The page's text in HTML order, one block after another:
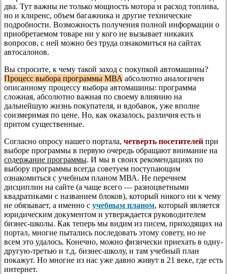
два. Тут важны не только мощность мотора и расход топлива,
но и клиренс, объем багажника и другие технические
подробности. Возможность получения полной информации о
приобретаемом товаре ни у кого не вызывает никаких
вопросов, с ней можно без труда ознакомиться на сайтах
автосалонов.
Вы спросите, к чему такой заход с покупкой автомашины?
Процесс выбора программы МВА абсолютно аналогичен
описанному процессу выбора автомашины: программа
сложная, абсолютно важная по своему влиянию на
дальнейшую жизнь покупателя, и вдобавок, уже вполне
соизмеримая по цене. Но, как оказалось, различия есть и
притом существенные.
Согласно опросу нашего портала, четверть посетителей при
выборе программы в первую очередь обращают внимание на
содержание программы. И мы в своих рекомендациях по
выбору программы всегда советуем поступающим
ознакомиться с учебным планом МВА. Не перечнем
дисциплин на сайте (а чаще всего — разноцветными
квадратиками с названием блоков), который никого ни к чему
не обязывает, а именно с учебным планом, который является
юридическим документом и утверждается руководителем
бизнес-школы. Как теперь мы видим из писем, приходящих на
портал, многие пытались последовать этому совету, но не
всем это удалось. Конечно, можно физически приехать в одну-
другую-третью и т.д. бизнес-школу, и там учебный план
покажут. Но многие из нас уже давно живут в 21 веке, где есть
интернет.